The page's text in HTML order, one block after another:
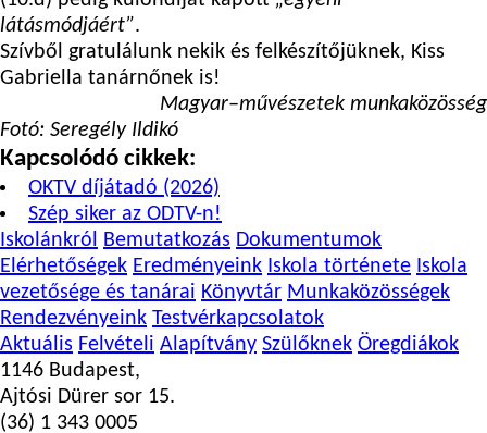
látásmódjáért”.
Szívből gratulálunk nekik és felkészítőjüknek, Kiss
Gabriella tanárnőnek is!
Magyar–művészetek munkaközösség
Fotó: Seregély Ildikó
Kapcsolódó cikkek:
OKTV díjátadó (2026)
Szép siker az ODTV-n!
Iskolánkról Bemutatkozás Dokumentumok
Elérhetőségek Eredményeink Iskola története Iskola
vezetősége és tanárai Könyvtár Munkaközösségek
Rendezvényeink Testvérkapcsolatok
Aktuális Felvételi Alapítvány Szülőknek Öregdiákok
1146 Budapest,
Ajtósi Dürer sor 15.
(36) 1 343 0005